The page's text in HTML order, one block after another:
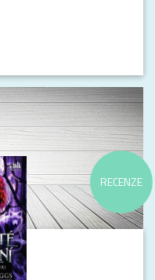
RECENZE